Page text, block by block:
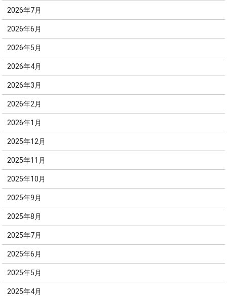
2026年7月
2026年6月
2026年5月
2026年4月
2026年3月
2026年2月
2026年1月
2025年12月
2025年11月
2025年10月
2025年9月
2025年8月
2025年7月
2025年6月
2025年5月
2025年4月